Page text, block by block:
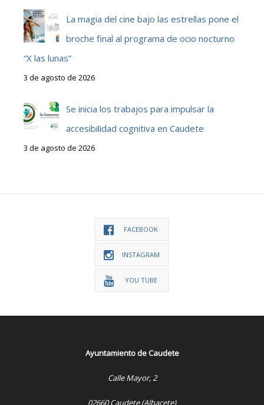
La magia del cine bajo las estrellas pone el
broche final al programa de ocio nocturno
“X las lunas”
3 de agosto de 2026
Se inicia los trabajos para impulsar la
accesibilidad cognitiva en Caudete
3 de agosto de 2026
FACEBOOK
INSTAGRAM
YOU TUBE
Ayuntamiento de Caudete
Calle Mayor, 2
02660 Caudete (Albacete)